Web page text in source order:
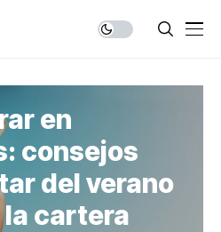
en
consejos
del verano
cartera